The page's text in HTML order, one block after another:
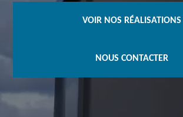
VOIR NOS RÉALISATIONS
NOUS CONTACTER